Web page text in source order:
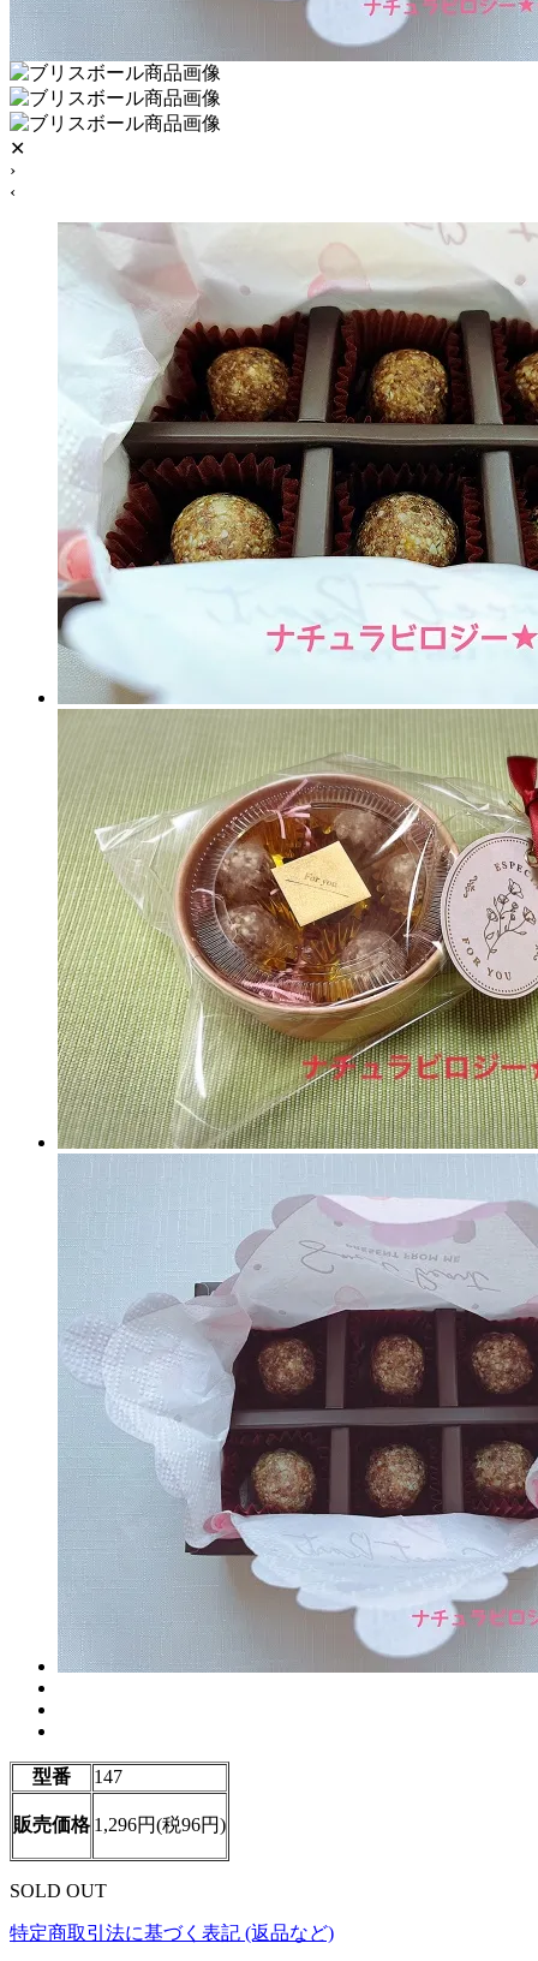
✕
›
‹
型番 147
販売価格 1,296円(税96円)
SOLD OUT
特定商取引法に基づく表記 (返品など)